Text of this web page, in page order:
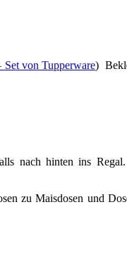
Set von Tupperware)
nach hinten ins
zu Maisdosen und